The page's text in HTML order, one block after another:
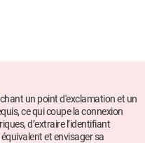
un point d'exclamation et un
ce qui coupe la connexion
d’extraire l’identifiant
et envisager sa